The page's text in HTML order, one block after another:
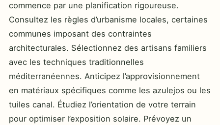
commence par une planification rigoureuse.
Consultez les règles d’urbanisme locales, certaines
communes imposant des contraintes
architecturales. Sélectionnez des artisans familiers
avec les techniques traditionnelles
méditerranéennes. Anticipez l’approvisionnement
en matériaux spécifiques comme les azulejos ou les
tuiles canal. Étudiez l’orientation de votre terrain
pour optimiser l’exposition solaire. Prévoyez un